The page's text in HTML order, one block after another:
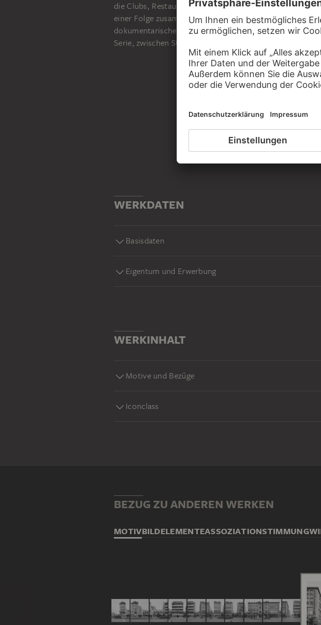
die Clubs, Restaurants und Boutiquen auf dem
einer Folge zusammengeklebter Fotos zeigt. Gemein
dokumentarische Abbilden einer alltäglichen
Serie, zwischen Standbild und filmischer Abwicklung
WERKDATEN
Basisdaten
Eigentum und Erwerbung
WERKINHALT
Motive und Bezüge
Iconclass
BEZUG ZU ANDEREN WERKEN
MOTIVBILDELEMENTEASSOZIATIONSTIMMUNG